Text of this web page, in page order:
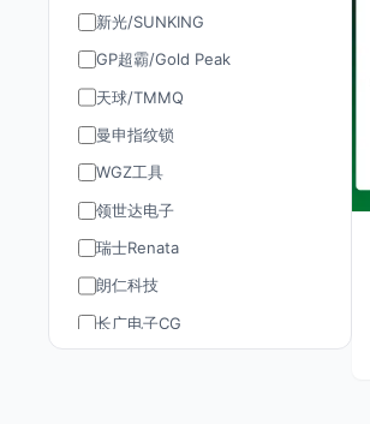
新光/SUNKING
GP超霸/Gold Peak
天球/TMMQ
曼申指纹锁
WGZ工具
领世达电子
瑞士Renata
朗仁科技
长广电子CG